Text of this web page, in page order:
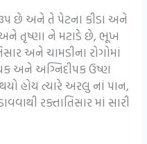
છે અને તે પેટના કીડા અને
અને તૃષ્ણા ને મટાડે છે, ભૂખ
અને ચામડીના રોગોમાં
અને અગ્નિદીપક ઉષ્ણ
હોય ત્યારે અરલુ નાં પાન,
રક્તાતિસાર માં સારી